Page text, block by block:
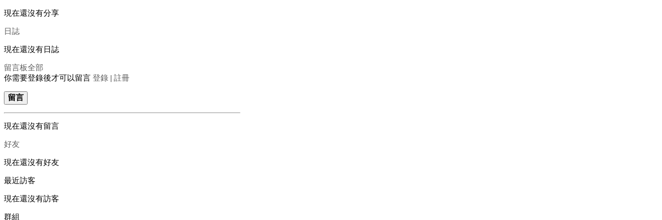
現在還沒有分享
日誌
現在還沒有日誌
留言板全部
你需要登錄後才可以留言 登錄 | 註冊
留言
現在還沒有留言
好友
現在還沒有好友
最近訪客
現在還沒有訪客
群組